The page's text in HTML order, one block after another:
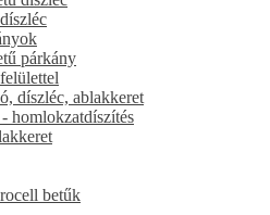
párkány
díszléc, ablakkeret
homlokzatdíszítés
betűk